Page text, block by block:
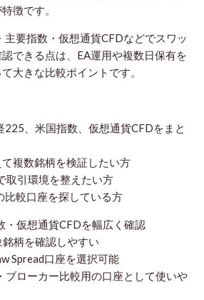
徴です。
要指数・仮想通貨CFDなどでスワッ
できる点は、EA運用や複数日保有を
大きな比較ポイントです。
225、米国指数、仮想通貨CFDをまと
複数銘柄を検証したい方
取引環境を整えたい方
比較口座を探している方
・仮想通貨CFDを幅広く確認
柄を確認しやすい
Spread口座を選択可能
ブローカー比較用の口座として使いや